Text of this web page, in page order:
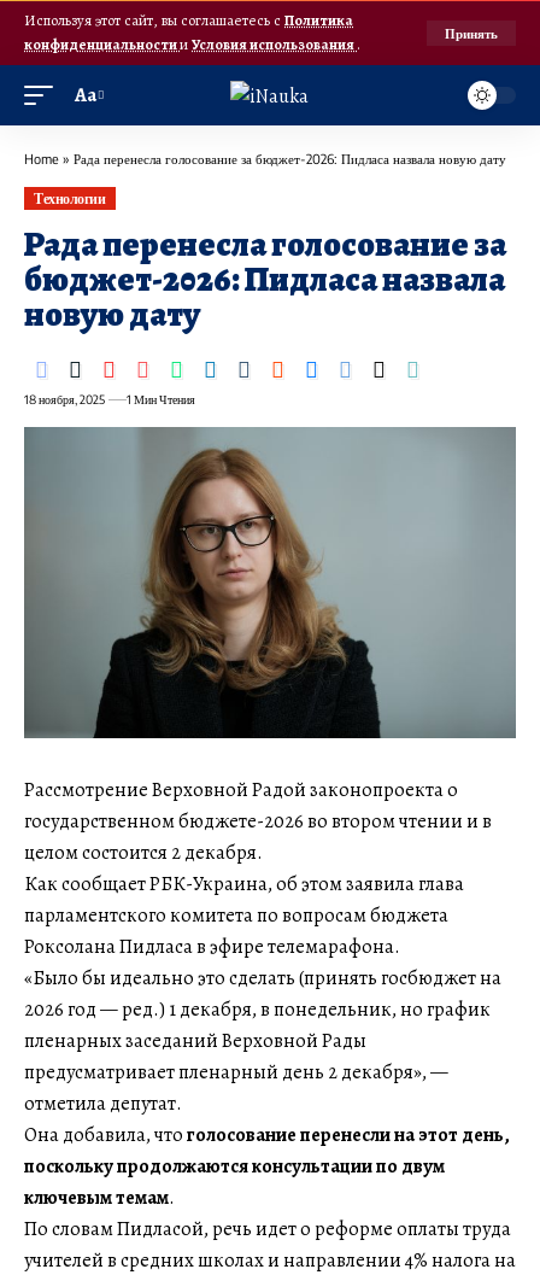
Используя этот сайт, вы соглашаетесь с Политика
конфиденциальностииУсловия использования.
Принять
Аа
Home » Рада перенесла голосование за бюджет-2026: Пидласа назвала новую дату
Технологии
Рада перенесла голосование за
бюджет-2026: Пидласа назвала
новую дату
18 ноября, 2025 1 Мин Чтения
Рассмотрение Верховной Радой законопроекта о
государственном бюджете-2026 во втором чтении и в
целом состоится 2 декабря.
Как сообщает РБК-Украина, об этом заявила глава
парламентского комитета по вопросам бюджета
Роксолана Пидласа в эфире телемарафона.
«Было бы идеально это сделать (принять госбюджет на
2026 год — ред.) 1 декабря, в понедельник, но график
пленарных заседаний Верховной Рады
предусматривает пленарный день 2 декабря», —
отметила депутат.
Она добавила, чтоголосование перенесли на этот день,
поскольку продолжаются консультации по двум
ключевым темам.
По словам Пидласой, речь идет о реформе оплаты труда
учителей в средних школах и направлении 4% налога на